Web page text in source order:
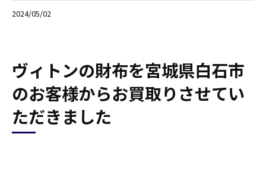
2024/05/02
ヴィトンの財布を宮城県白石市
のお客様からお買取りさせてい
ただきました